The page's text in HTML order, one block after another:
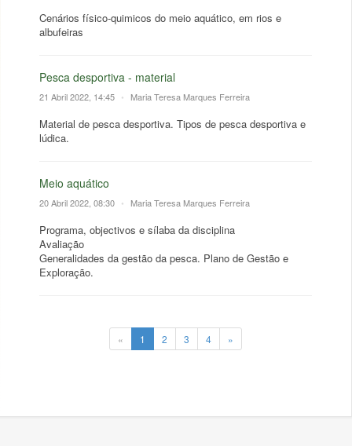
Cenários físico-quimicos do meio aquático, em rios e
albufeiras
Pesca desportiva - material
21 Abril 2022, 14:45 • Maria Teresa Marques Ferreira
Material de pesca desportiva. Tipos de pesca desportiva e
lúdica.
Meio aquático
20 Abril 2022, 08:30 • Maria Teresa Marques Ferreira
Programa, objectivos e sílaba da disciplina
Avaliação
Generalidades da gestão da pesca. Plano de Gestão e
Exploração.
« 1 2 3 4 »